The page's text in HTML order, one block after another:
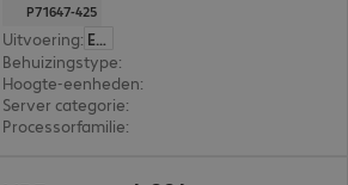
P71647-425
Uitvoering: Europa
Behuizingstype:
Hoogte-eenheden:
Server categorie:
Processorfamilie: